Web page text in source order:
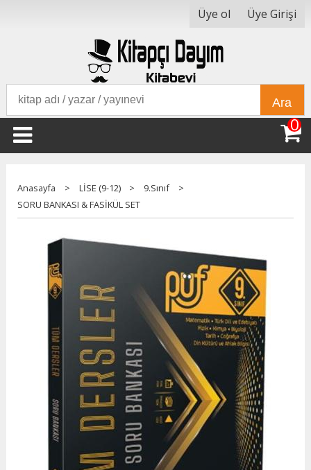
Üye ol Üye Girişi
Ara
0
Anasayfa > LİSE (9-12) > 9.Sınıf
>
SORU BANKASI & FASİKÜL SET